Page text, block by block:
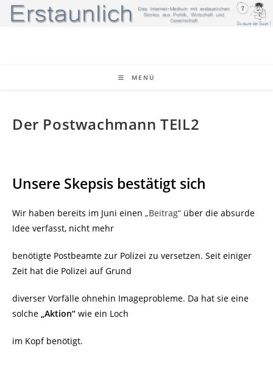
Zum
Inhalt
MENÜ
Der Postwachmann TEIL2
Unsere Skepsis bestätigt sich
Wir haben bereits im Juni einen „Beitrag“ über die absurde
Idee verfasst, nicht mehr
benötigte Postbeamte zur Polizei zu versetzen. Seit einiger
Zeit hat die Polizei auf Grund
diverser Vorfälle ohnehin Imageprobleme. Da hat sie eine
solche „Aktion“ wie ein Loch
im Kopf benötigt.